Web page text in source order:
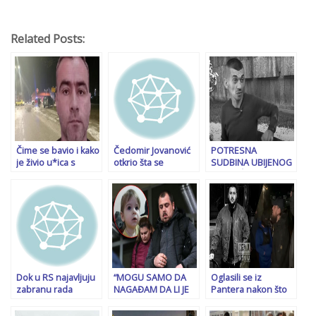
Related Posts:
Čime se bavio i kako
je živio u*ica s
izvršio na pet
lokacija
Čedomir Jovanović
otkrio šta se
večeri kad su ga
napali (VIDEO)
POTRESNA
SUDBINA UBIJENOG
SULJAGIĆA: Roditelji
su mu poginuli u
masakru na
Markalama, ulica je
godinama bila
njegov jedini
“dom”…
Dok u RS najavljuju
zabranu rada
SIPA uhapsila
“MOGU SAMO DA
NAGAĐAM DA LI JE
BRČKOM”: Otac
Oglasili se iz
Pantera nakon što
“Mi smo štitili